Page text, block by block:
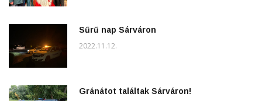
Sűrű nap Sárváron
2022.11.12.
Gránátot találtak Sárváron!